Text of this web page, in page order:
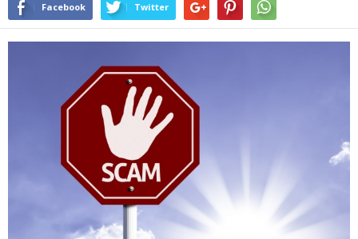
Facebook Twitter